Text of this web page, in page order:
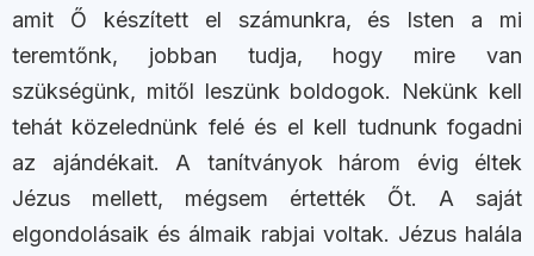
amit Ő készített el számunkra, és Isten a mi
teremtőnk, jobban tudja, hogy mire van
szükségünk, mitől leszünk boldogok. Nekünk kell
tehát közelednünk felé és el kell tudnunk fogadni
az ajándékait. A tanítványok három évig éltek
Jézus mellett, mégsem értették Őt. A saját
elgondolásaik és álmaik rabjai voltak. Jézus halála